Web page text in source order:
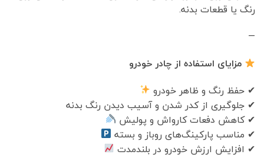
رنگ یا قطعات بدنه.
—
مزایای استفاده از چادر خودرو
✔ حفظ رنگ و ظاهر خودرو
✔ جلوگیری از کدر شدن و آسیب دیدن رنگ بدنه
✔ کاهش دفعات کارواش و پولیش
✔ مناسب پارکینگ‌های روباز و بسته
✔ افزایش ارزش خودرو در بلندمدت